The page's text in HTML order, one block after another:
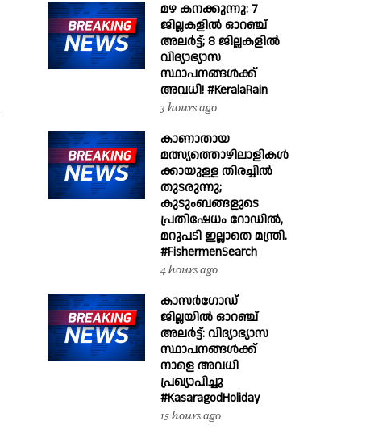
മഴ കനക്കുന്നു: 7
ജില്ലകളിൽ ഓറഞ്ച്
അലർട്ട്; 8 ജില്ലകളിൽ
വിദ്യാഭ്യാസ
സ്ഥാപനങ്ങൾക്ക്
അവധി! #KeralaRain
3 hours ago
കാണാതായ
മത്സ്യത്തൊഴിലാളികൾ
ക്കായുള്ള തിരച്ചിൽ
തുടരുന്നു;
കുടുംബങ്ങളുടെ
പ്രതിഷേധം റോഡിൽ,
മറുപടി ഇല്ലാതെ മന്ത്രി.
#FishermenSearch
4 hours ago
കാസർഗോഡ്
ജില്ലയിൽ ഓറഞ്ച്
അലർട്ട്: വിദ്യാഭ്യാസ
സ്ഥാപനങ്ങൾക്ക്
നാളെ അവധി
പ്രഖ്യാപിച്ചു
#KasaragodHoliday
15 hours ago